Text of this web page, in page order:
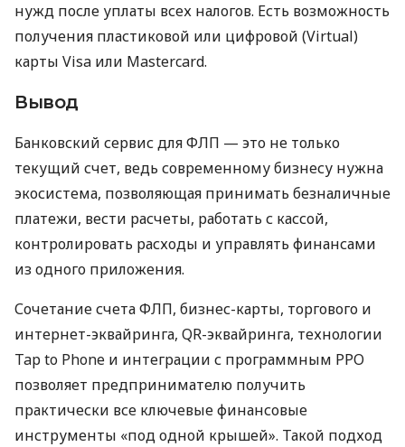
нужд после уплаты всех налогов. Есть возможность
получения пластиковой или цифровой (Virtual)
карты Visa или Mastercard.
Вывод
Банковский сервис для ФЛП — это не только
текущий счет, ведь современному бизнесу нужна
экосистема, позволяющая принимать безналичные
платежи, вести расчеты, работать с кассой,
контролировать расходы и управлять финансами
из одного приложения.
Сочетание счета ФЛП, бизнес-карты, торгового и
интернет-эквайринга, QR-эквайринга, технологии
Tap to Phone и интеграции с программным РРО
позволяет предпринимателю получить
практически все ключевые финансовые
инструменты «под одной крышей». Такой подход